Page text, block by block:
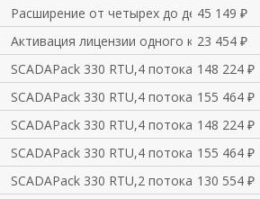
Расширение от четырех до десят45 149 ₽
Активация лицензии одного кана23 454 ₽
SCADAPack 330 RTU,4 потока,Lad148 224 ₽
SCADAPack 330 RTU,4 потока,Lad155 464 ₽
SCADAPack 330 RTU,4 потока,IEC148 224 ₽
SCADAPack 330 RTU,4 потока,IEC155 464 ₽
SCADAPack 330 RTU,2 потока,Lad130 554 ₽